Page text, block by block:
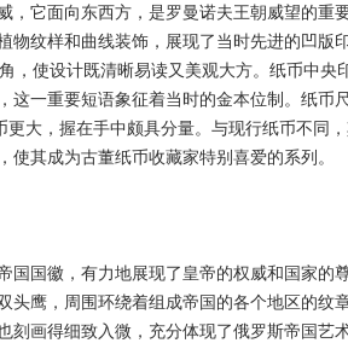
，它面向东西方，是罗曼诺夫王朝威望的重
物纹样和曲线装饰，展现了当时先进的凹版
，使设计既清晰易读又美观大方。纸币中央
这一重要短语象征着当时的金本位制。纸币
更大，握在手中颇具分量。与现行纸币不同
使其成为古董纸币收藏家特别喜爱的系列。
国国徽，有力地展现了皇帝的权威和国家的尊
头鹰，周围环绕着组成帝国的各个地区的纹
刻画得细致入微，充分体现了俄罗斯帝国艺